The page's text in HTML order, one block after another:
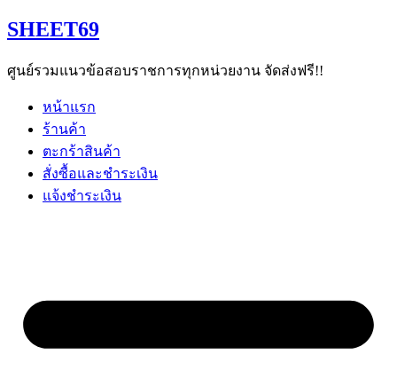
Skip
to
SHEET69
ศูนย์รวมแนวข้อสอบราชการทุกหน่วยงาน จัดส่งฟรี!!
หน้าแรก
ร้านค้า
ตะกร้าสินค้า
สั่งซื้อและชำระเงิน
แจ้งชำระเงิน